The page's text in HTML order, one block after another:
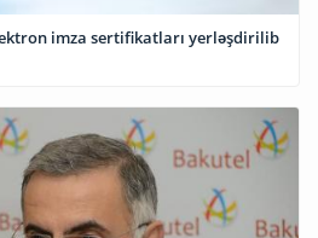
imza sertifikatları yerləşdirilib